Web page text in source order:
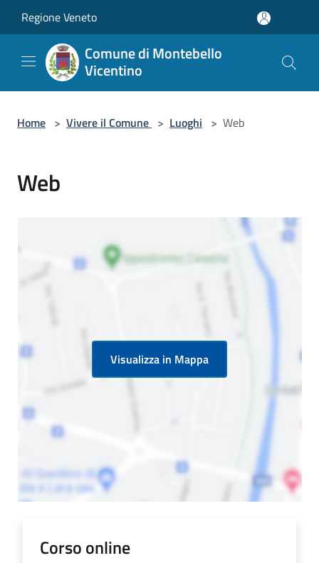
Regione Veneto
Comune di Montebello
Vicentino
Home > Vivere il Comune > Luoghi > Web
Web
Visualizza in Mappa
Corso online